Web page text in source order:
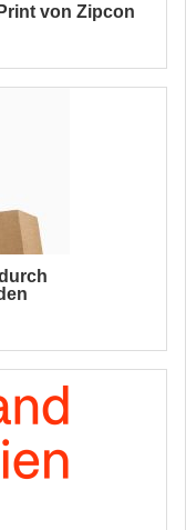
von Zipcon